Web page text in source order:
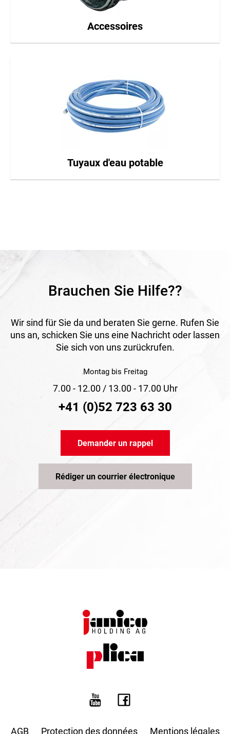
Accessoires
Tuyaux d'eau potable
Brauchen Sie Hilfe??
Wir sind für Sie da und beraten Sie gerne. Rufen Sie
uns an, schicken Sie uns eine Nachricht oder lassen
Sie sich von uns zurückrufen.
Montag bis Freitag
7.00 - 12.00 / 13.00 - 17.00 Uhr
+41 (0)52 723 63 30
Demander un rappel
Rédiger un courrier électronique
AGB Protection des données Mentions légales